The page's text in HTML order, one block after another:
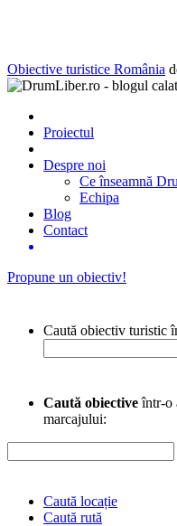
Obiective turistice România
Proiectul
Despre noi
Ce înseamnă
Echipa
Blog
Contact
Propune un obiectiv!
Caută obiectiv turistic
Caută obiectiveîntr-o
marcajului:
Caută locație
Caută rută